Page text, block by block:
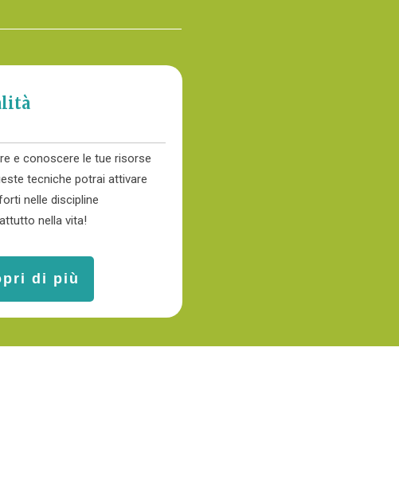
e conoscere le tue risorse
tecniche potrai attivare
nelle discipline
nella vita!
di più